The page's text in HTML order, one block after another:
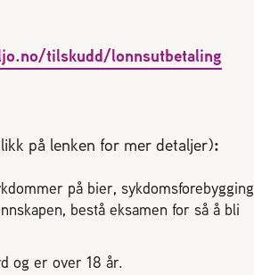
tilskudd/lonnsutbetaling
på lenken for mer detaljer):
på bier, sykdomsforebygging
bestå eksamen for så å bli
og er over 18 år.